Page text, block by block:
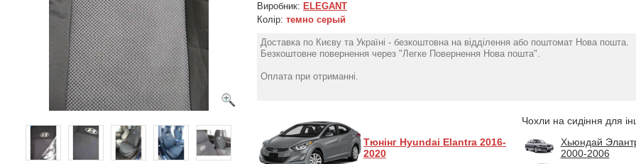
Виробник: ELEGANT
Колір: темно серый
Доставка по Києву та Україні - безкоштовна на відділення або поштомат Нова пошта.
Безкоштовне повернення через "Легке Повернення Нова пошта".
Оплата при отриманні.
Тюнінг Hyundai Elantra 2016-
2020
Чохли на сидіння для
Хьюндай
2000-2006
Чохли для Hyundai
Elantra (USD) з 2016 р
бугри-автотканина
Classic - Елегант
Чохли на сидіння
Hyundai Elantra (AD)
2016-2020 серія класик
- Елегант
4751 грн
2019 седан USA без
заднього підлокітника
фірми Елегант - модель
2017-2020
- автотканина